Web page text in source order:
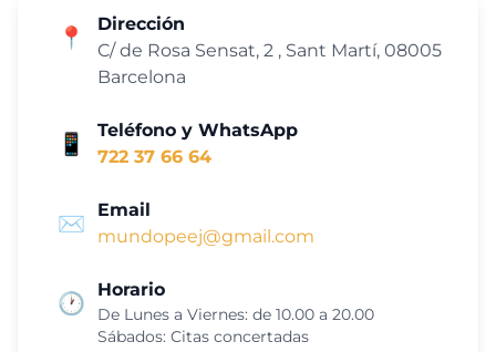
📍
Dirección
C/ de Rosa Sensat, 2 , Sant Martí, 08005
Barcelona
📱
Teléfono y WhatsApp
722 37 66 64
✉️
Email
mundopeej@gmail.com
🕐
Horario
De Lunes a Viernes: de 10.00 a 20.00
Sábados: Citas concertadas